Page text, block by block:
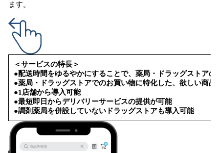
ます。
＜サービスの特長＞
●配送時間をゆるやかにすることで、薬局・ドラッグストア
●薬局・ドラッグストアでのお買い物に特化した、欲しい商
●1店舗から導入可能
●最短即日からデリバリーサービスの提供が可能
●調剤薬局を併設していないドラッグストアも導入可能